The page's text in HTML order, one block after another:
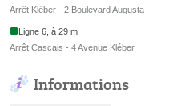
Arrêt Kléber - 2 Boulevard Augusta
Ligne 6, à 29 m
Arrêt Cascais - 4 Avenue Kléber
Informations